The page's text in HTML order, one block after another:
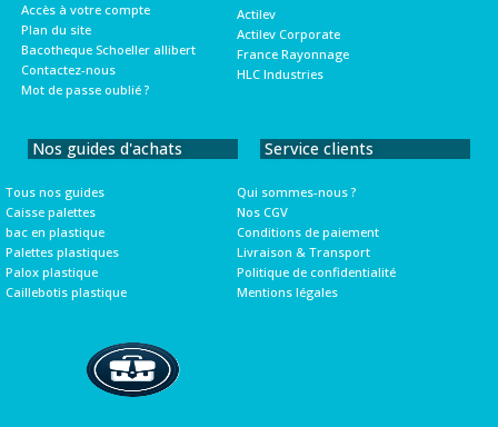
Accès à votre compte
Plan du site
Bacotheque Schoeller allibert
Contactez-nous
Mot de passe oublié ?
Actilev
Actilev Corporate
France Rayonnage
HLC Industries
Nos guides d'achats
Tous nos guides
Caisse palettes
bac en plastique
Palettes plastiques
Palox plastique
Caillebotis plastique
Service clients
Qui sommes-nous ?
Nos CGV
Conditions de paiement
Livraison & Transport
Politique de confidentialité
Mentions légales